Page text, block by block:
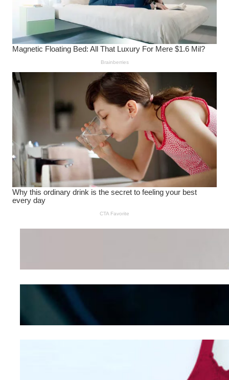
Wanita Pamer Pakaian
Kepribadian
Mengintip Kepribadian
Wanita Dari Warna Bra